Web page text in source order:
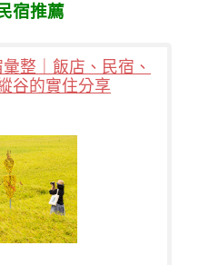
宿推薦
整｜飯店、民宿、
谷的實住分享